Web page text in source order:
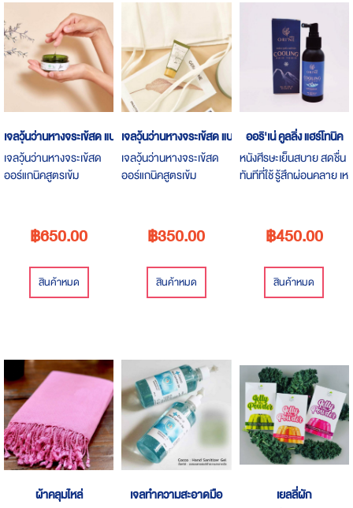
เจลวุ้นว่านหางจระเข้สด แบบกระปุก
เจลวุ้นว่านหางจระเข้สด
ออร์แกนิคสูตรเข้ม
สูตรจากการทำเจลออร์
แกนิคแบบโฮมเมด
฿650.00
สินค้าหมด
เจลวุ้นว่านหางจระเข้สด แบบหลอด
เจลวุ้นว่านหางจระเข้สด
ออร์แกนิคสูตรเข้ม
สูตรจากการทำเจลออร์
แกนิคแบบโฮมเมด
฿350.00
สินค้าหมด
ออริ'เน่ คูลลิ่ง แฮร์โทนิค
หนังศีรษะเย็นสบาย สดชื่น
ทันทีที่ใช้ รู้สึกผ่อนคลาย เห
ถึง10ชนิด฿450.00
สินค้าหมด
ผ้าคลุมไหล่
เจลทำความสะอาดมือ
เยลลี่ผัก